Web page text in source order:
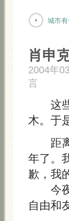
城市
肖申
2004年
言
这些
木。于
距离
年了。
歉，我
今夜
自由和